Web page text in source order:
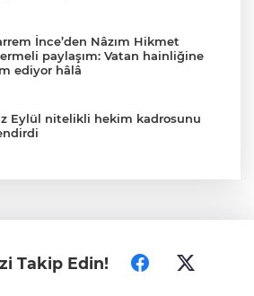
İnce’den Nâzım Hikmet
paylaşım: Vatan hainliğine
ediyor hâlâ
Eylül nitelikli hekim kadrosunu
GastroFest 3-6 Eylül’de lezzet
ağırlayacak
Takip Edin!